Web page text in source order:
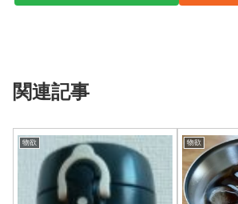
関連記事
物欲 物欲